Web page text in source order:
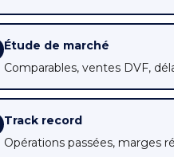
Étude de marché
Comparables, ventes DVF,
Track record
Opérations passées, marges